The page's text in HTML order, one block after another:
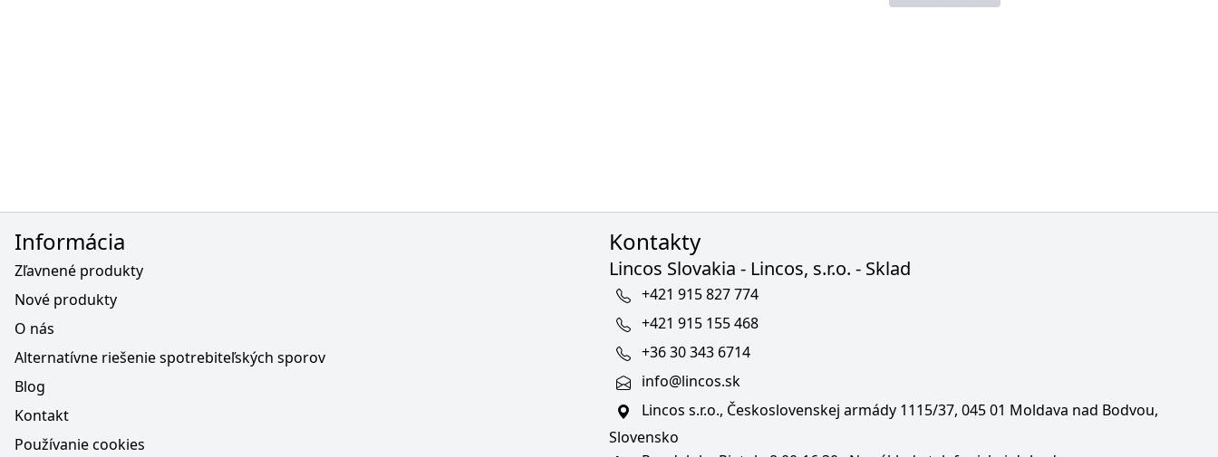
Informácia
Zľavnené produkty
Nové produkty
O nás
Alternatívne riešenie spotrebiteľských sporov
Blog
Kontakt
Používanie cookies
Kontakty
Lincos Slovakia - Lincos, s.r.o. - Sklad
+421 915 827 774
+421 915 155 468
+36 30 343 6714
info@lincos.sk
Lincos s.r.o., Československej armády 1115/37, 045 01 Moldava nad Bodvou,
Slovensko